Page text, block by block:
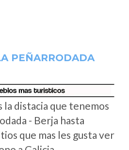
PEÑARRODADA
la distacia que tenemos
- Berja hasta
que mas les gusta ver